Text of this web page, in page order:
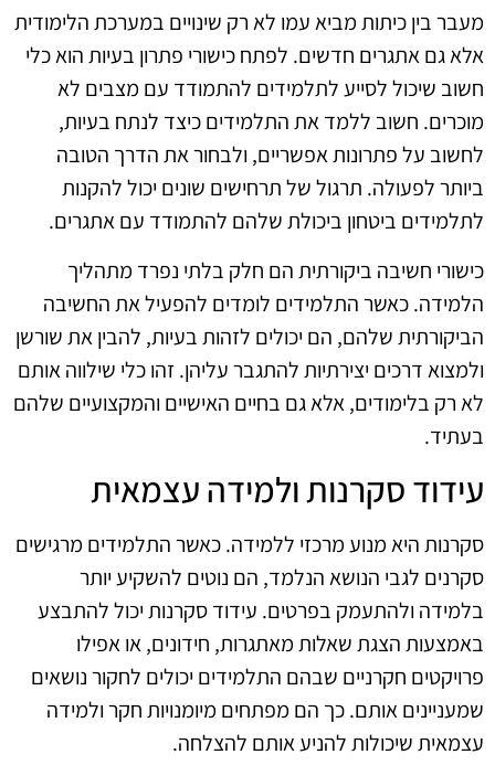
מעבר בין כיתות מביא עמו לא רק שינויים במערכת הלימודית
אלא גם אתגרים חדשים. לפתח כישורי פתרון בעיות הוא כלי
חשוב שיכול לסייע לתלמידים להתמודד עם מצבים לא
מוכרים. חשוב ללמד את התלמידים כיצד לנתח בעיות,
לחשוב על פתרונות אפשריים, ולבחור את הדרך הטובה
ביותר לפעולה. תרגול של תרחישים שונים יכול להקנות
לתלמידים ביטחון ביכולת שלהם להתמודד עם אתגרים.
כישורי חשיבה ביקורתית הם חלק בלתי נפרד מתהליך
הלמידה. כאשר התלמידים לומדים להפעיל את החשיבה
הביקורתית שלהם, הם יכולים לזהות בעיות, להבין את שורשן
ולמצוא דרכים יצירתיות להתגבר עליהן. זהו כלי שילווה אותם
לא רק בלימודים, אלא גם בחיים האישיים והמקצועיים שלהם
בעתיד.
עידוד סקרנות ולמידה עצמאית
סקרנות היא מנוע מרכזי ללמידה. כאשר התלמידים מרגישים
סקרנים לגבי הנושא הנלמד, הם נוטים להשקיע יותר
בלמידה ולהתעמק בפרטים. עידוד סקרנות יכול להתבצע
באמצעות הצגת שאלות מאתגרות, חידונים, או אפילו
פרויקטים חקרניים שבהם התלמידים יכולים לחקור נושאים
שמעניינים אותם. כך הם מפתחים מיומנויות חקר ולמידה
עצמאית שיכולות להניע אותם להצלחה.